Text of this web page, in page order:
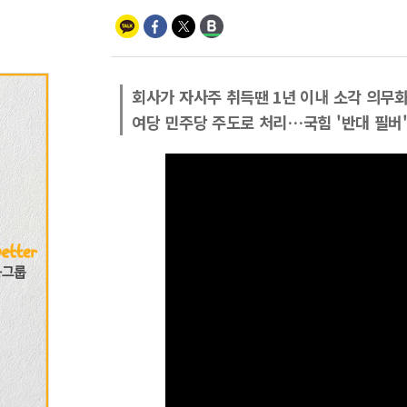
회사가 자사주 취득땐 1년 이내 소각 의무
여당 민주당 주도로 처리…국힘 '반대 필버'